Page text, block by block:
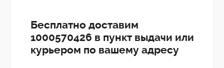
Бесплатно доставим
1000570426 в пункт выдачи или
курьером по вашему адресу